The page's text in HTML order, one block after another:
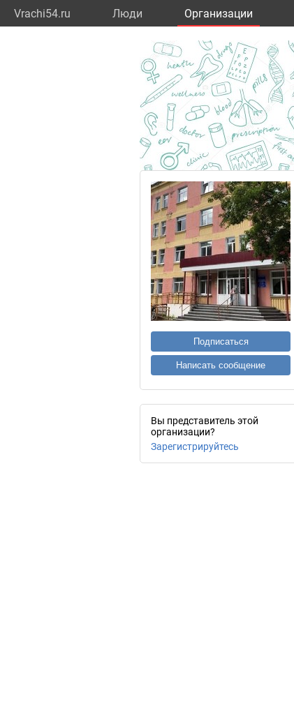
Vrachi54.ru Люди Организации
Подписаться
Написать сообщение
Вы представитель этой
организации?
Зарегистрируйтесь